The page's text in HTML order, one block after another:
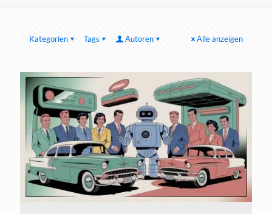
Kategorien Tags Autoren Alle anzeigen